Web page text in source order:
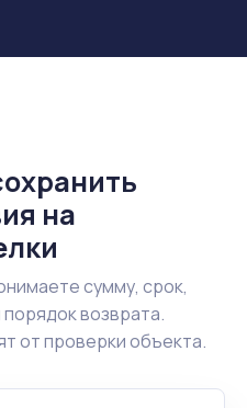
на
сумму, срок,
возврата.
от проверки объекта.